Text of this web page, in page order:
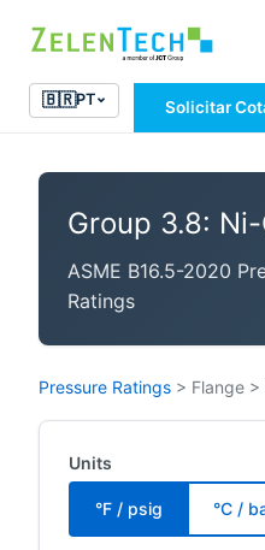
🇧🇷PT Solicitar
Group 3.8:
ASME B16.5-2020
Ratings
Pressure Ratings > Flange >
Units
°F / psig °C /